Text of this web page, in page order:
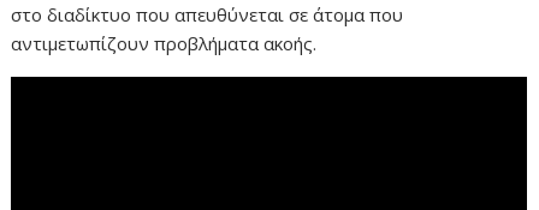
στο διαδίκτυο που απευθύνεται σε άτομα που
αντιμετωπίζουν προβλήματα ακοής.